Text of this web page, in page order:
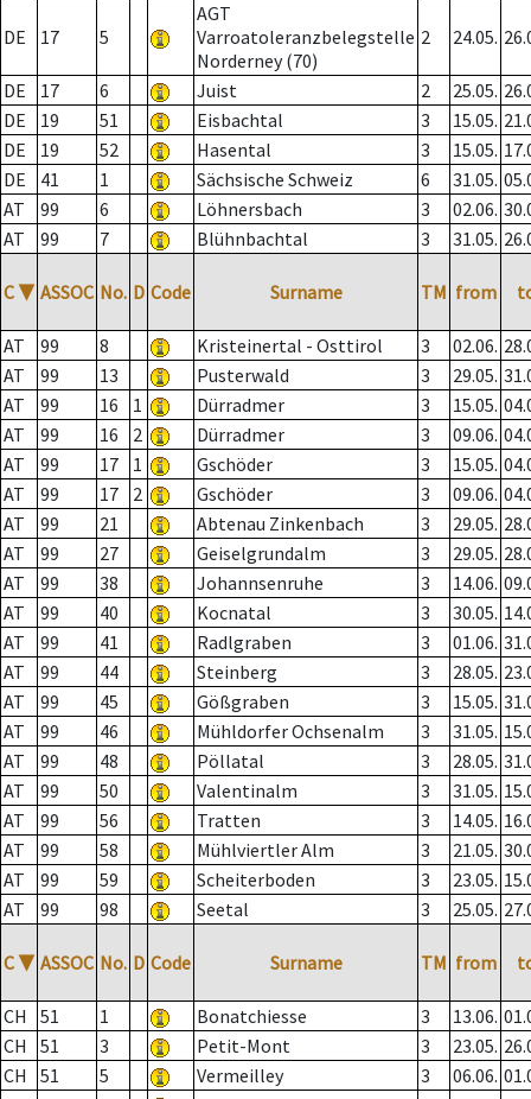
DE 17 5
AGT
Varroatoleranzbelegstelle
Norderney (70)
2 24.05.
DE 17 6 Juist 2 25.05.
DE
19 51 Eisbachtal 3 15.05.
DE
19 52 Hasental 3 15.05.
DE
41 1 Sächsische Schweiz 6 31.05.
AT
99 6 Löhnersbach 3 02.06.
AT
99 7 Blühnbachtal 3 31.05.
C ▼ ASSOC No. D Code Surname TM from
AT 99 8 Kristeinertal - Osttirol 3 02.06.
AT
99 13 Pusterwald 3 29.05.
AT
99 16 1 Dürradmer 3 15.05.
AT
99 16 2 Dürradmer 3 09.06.
AT
99 17 1 Gschöder 3 15.05.
AT
99 17 2 Gschöder 3 09.06.
AT
99 21 Abtenau Zinkenbach 3 29.05.
AT
99 27 Geiselgrundalm 3 29.05.
AT
99 38 Johannsenruhe 3 14.06.
AT
99 40 Kocnatal 3 30.05.
AT
99 41 Radlgraben 3 01.06.
AT
99 44 Steinberg 3 28.05.
AT
99 45 Gößgraben 3 15.05.
AT
99 46 Mühldorfer Ochsenalm 3 31.05.
AT
99 48 Pöllatal 3 28.05.
AT
99 50 Valentinalm 3 31.05.
AT
99 56 Tratten 3 14.05.
AT
99 58 Mühlviertler Alm 3 21.05.
AT
99 59 Scheiterboden 3 23.05.
AT
99 98 Seetal 3 25.05.
C ▼ ASSOC No. D Code Surname TM from
CH 51 1 Bonatchiesse 3 13.06.
CH
51 3 Petit-Mont 3 23.05.
CH
51 5 Vermeilley 3 06.06.